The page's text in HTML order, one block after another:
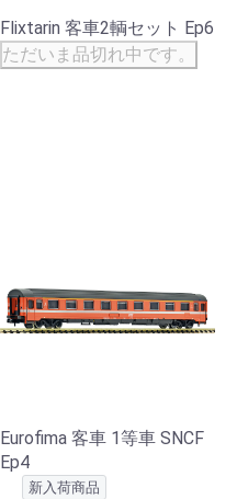
Flixtarin 客車2輌セット Ep6
ただいま品切れ中です。
Eurofima 客車 1等車 SNCF
Ep4
新入荷商品